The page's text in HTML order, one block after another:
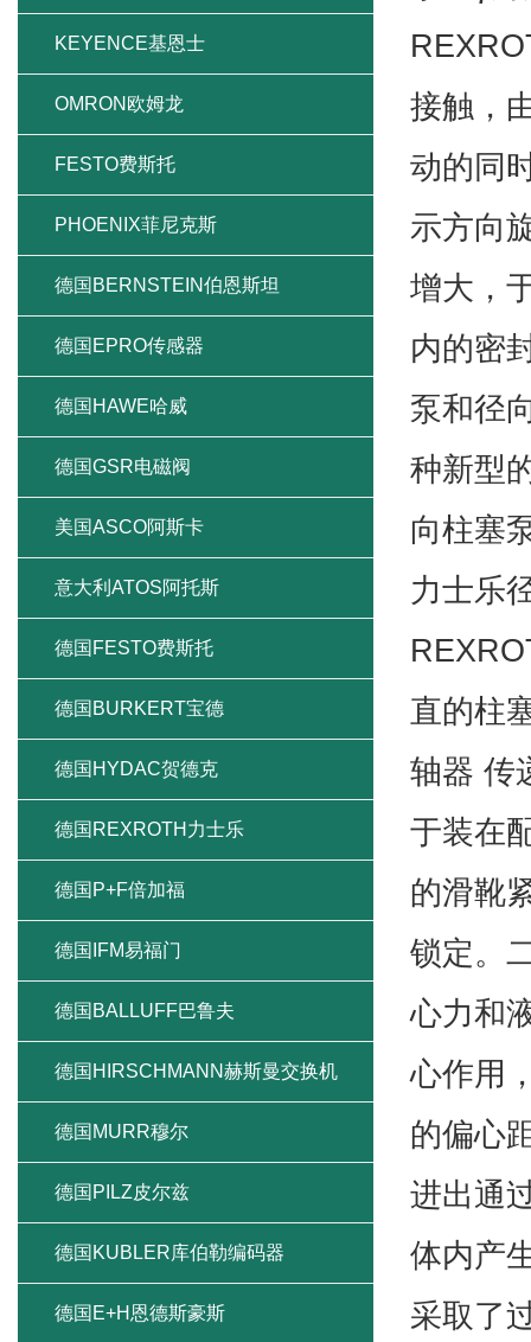
接触，
动的同
示方向
增大，
内的密
泵和径
种新型
向柱塞
力士乐
直的柱
轴器 传
于装在
的滑靴
锁定。
心力和
心作用
的偏心
进出通
体内产
采取了
KEYENCE基恩士
OMRON欧姆龙
FESTO费斯托
PHOENIX菲尼克斯
德国BERNSTEIN伯恩斯坦
德国EPRO传感器
德国HAWE哈威
德国GSR电磁阀
美国ASCO阿斯卡
意大利ATOS阿托斯
德国FESTO费斯托
德国BURKERT宝德
德国HYDAC贺德克
德国REXROTH力士乐
德国P+F倍加福
德国IFM易福门
德国BALLUFF巴鲁夫
德国HIRSCHMANN赫斯曼交换机
德国MURR穆尔
德国PILZ皮尔兹
德国KUBLER库伯勒编码器
德国E+H恩德斯豪斯